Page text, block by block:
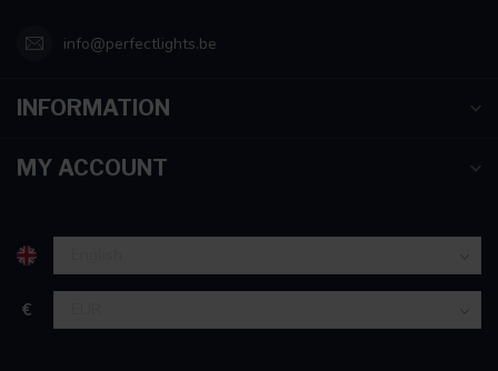
info@perfectlights.be
INFORMATION
MY ACCOUNT
€